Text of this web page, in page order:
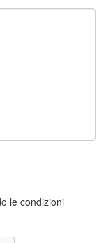
le condizioni